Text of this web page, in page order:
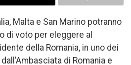
Malta e San Marino potranno
di voto per eleggere al
della Romania, in uno dei
di Romania e